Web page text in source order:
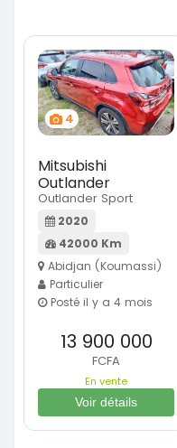
4
Mitsubishi
Outlander
Outlander Sport
2020
42000 Km
Abidjan (Koumassi)
Particulier
Posté il y a 4 mois
13 900 000
FCFA
En vente
Voir détails